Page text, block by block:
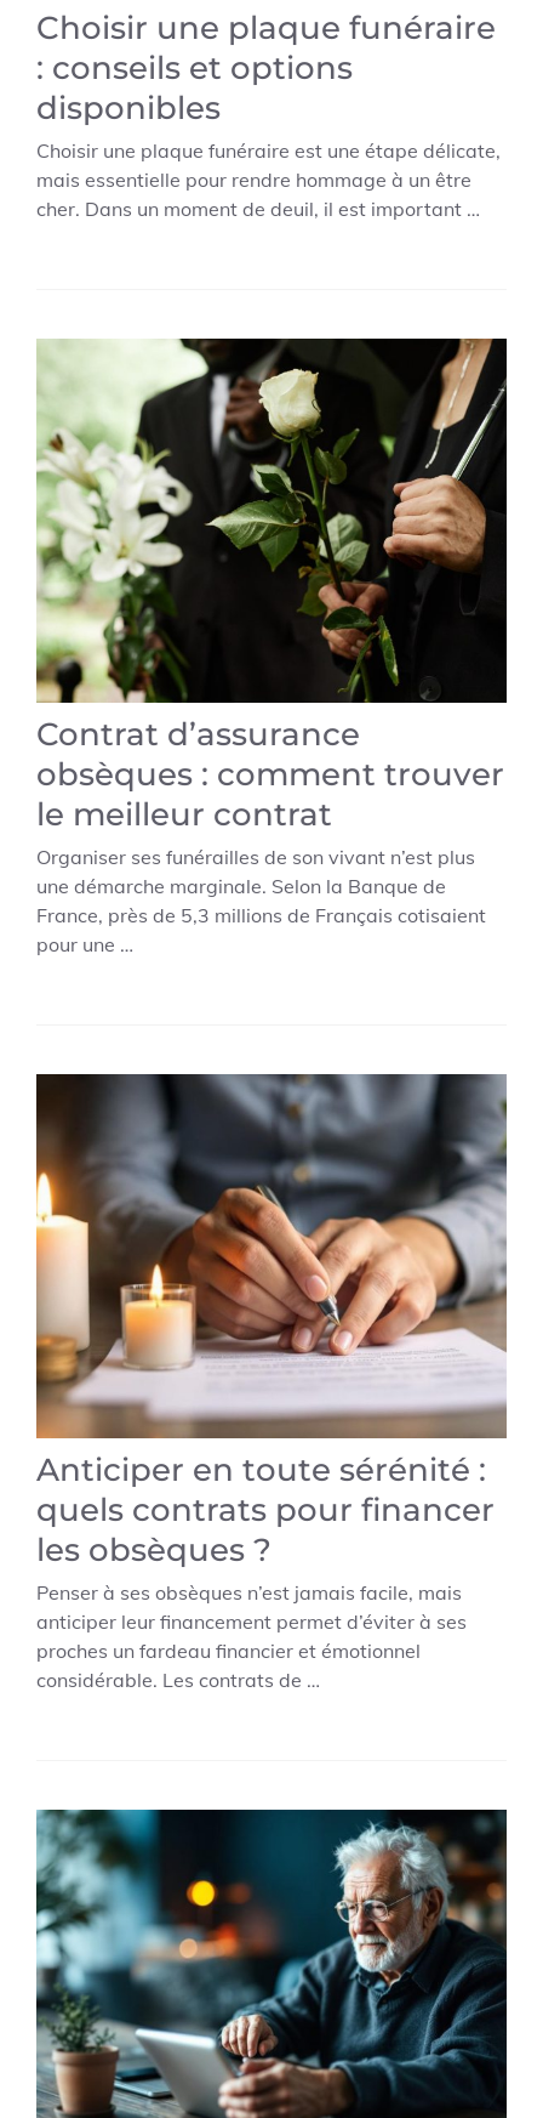
Choisir une plaque funéraire
: conseils et options
disponibles
Choisir une plaque funéraire est une étape délicate,
mais essentielle pour rendre hommage à un être
cher. Dans un moment de deuil, il est important …
Contrat d’assurance
obsèques : comment trouver
le meilleur contrat
Organiser ses funérailles de son vivant n’est plus
une démarche marginale. Selon la Banque de
France, près de 5,3 millions de Français cotisaient
pour une …
Anticiper en toute sérénité :
quels contrats pour financer
les obsèques ?
Penser à ses obsèques n’est jamais facile, mais
anticiper leur financement permet d’éviter à ses
proches un fardeau financier et émotionnel
considérable. Les contrats de …